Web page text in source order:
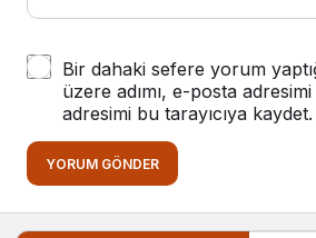
Bir dahaki sefere yorum
üzere adımı, e-posta
adresimi bu tarayıcıya kaydet.
YORUM GÖNDER